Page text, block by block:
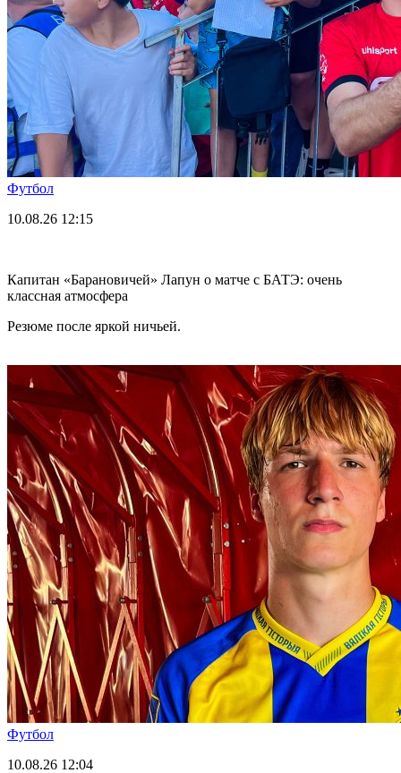
Футбол
10.08.26 12:15
Капитан «Барановичей» Лапун о матче с БАТЭ: очень
классная атмосфера
Резюме после яркой ничьей.
Футбол
10.08.26 12:04